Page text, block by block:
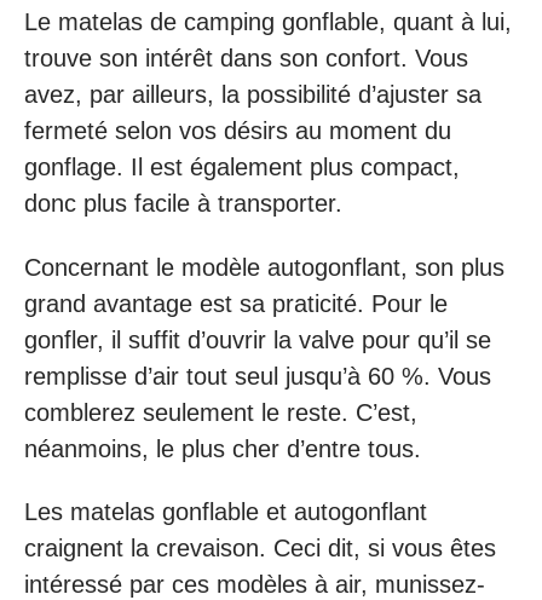
Le matelas de camping gonflable, quant à lui,
trouve son intérêt dans son confort. Vous
avez, par ailleurs, la possibilité d’ajuster sa
fermeté selon vos désirs au moment du
gonflage. Il est également plus compact,
donc plus facile à transporter.
Concernant le modèle autogonflant, son plus
grand avantage est sa praticité. Pour le
gonfler, il suffit d’ouvrir la valve pour qu’il se
remplisse d’air tout seul jusqu’à 60 %. Vous
comblerez seulement le reste. C’est,
néanmoins, le plus cher d’entre tous.
Les matelas gonflable et autogonflant
craignent la crevaison. Ceci dit, si vous êtes
intéressé par ces modèles à air, munissez-